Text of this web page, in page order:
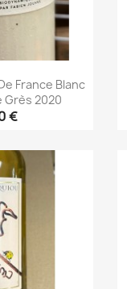
France Blanc
Grès 2020
€
rapide